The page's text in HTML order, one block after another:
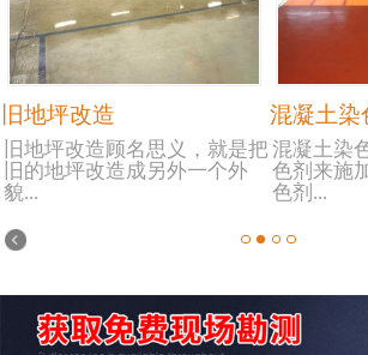
旧地坪改造
旧地坪改造顾名思义，就是把
旧的地坪改造成另外一个外
貌...
混凝土染
混凝土染
色剂来施
色剂...